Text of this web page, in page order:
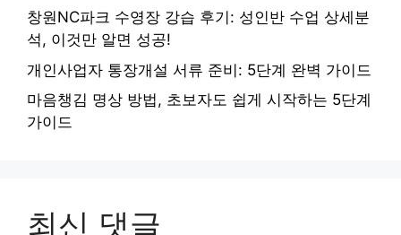
창원NC파크 수영장 강습 후기: 성인반 수업 상세분
석, 이것만 알면 성공!
개인사업자 통장개설 서류 준비: 5단계 완벽 가이드
마음챙김 명상 방법, 초보자도 쉽게 시작하는 5단계
가이드
최신 댓글